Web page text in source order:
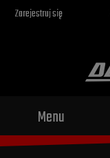
Zarejestruj się
Menu